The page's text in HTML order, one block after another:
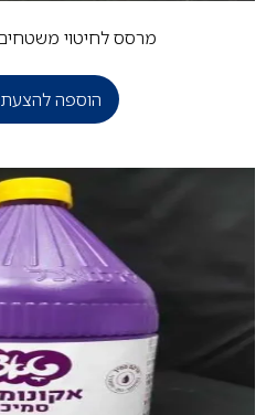
מרסס לחיטוי משטחים 99.9% טאצ'
הוספה להצעת מחיר